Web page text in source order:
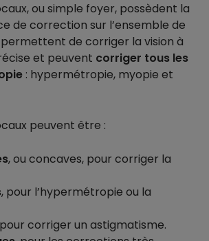
ou simple foyer, possèdent la
de correction sur l’ensemble de
de corriger la vision à
et peuvent corriger tous les
: hypermétropie, myopie et
peuvent être :
, ou concaves, pour corriger la
, pour l’hypermétropie ou la
corriger un astigmatisme.